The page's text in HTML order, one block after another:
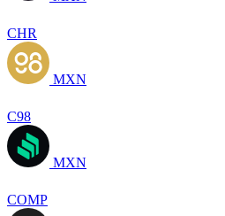
CHR
MXN
C98
MXN
COMP